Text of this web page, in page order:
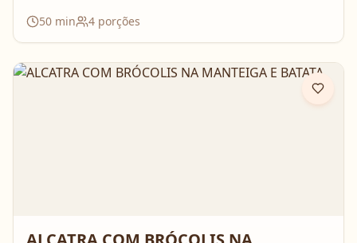
50 min 4 porções